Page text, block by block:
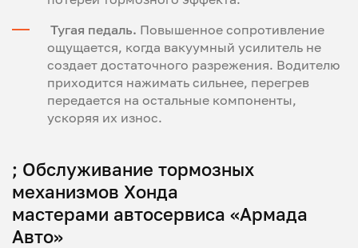
Тугая педаль. Повышенное сопротивление
ощущается, когда вакуумный усилитель не
создает достаточного разрежения. Водителю
приходится нажимать сильнее, перегрев
передается на остальные компоненты,
ускоряя их износ.
; Обслуживание тормозных
механизмов Хонда
мастерами автосервиса «Армада
Авто»